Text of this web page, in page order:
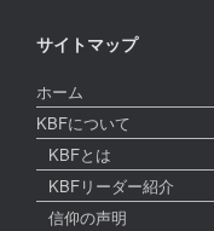
サイトマップ
ホーム
KBFについて
KBFとは
KBFリーダー紹介
信仰の声明